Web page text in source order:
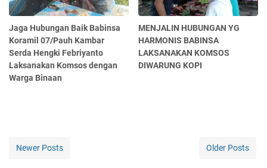
Jaga Hubungan Baik Babinsa
Koramil 07/Pauh Kambar
Serda Hengki Febriyanto
Laksanakan Komsos dengan
Warga Binaan
MENJALIN HUBUNGAN YG
HARMONIS BABINSA
LAKSANAKAN KOMSOS
DIWARUNG KOPI
Newer Posts Older Posts